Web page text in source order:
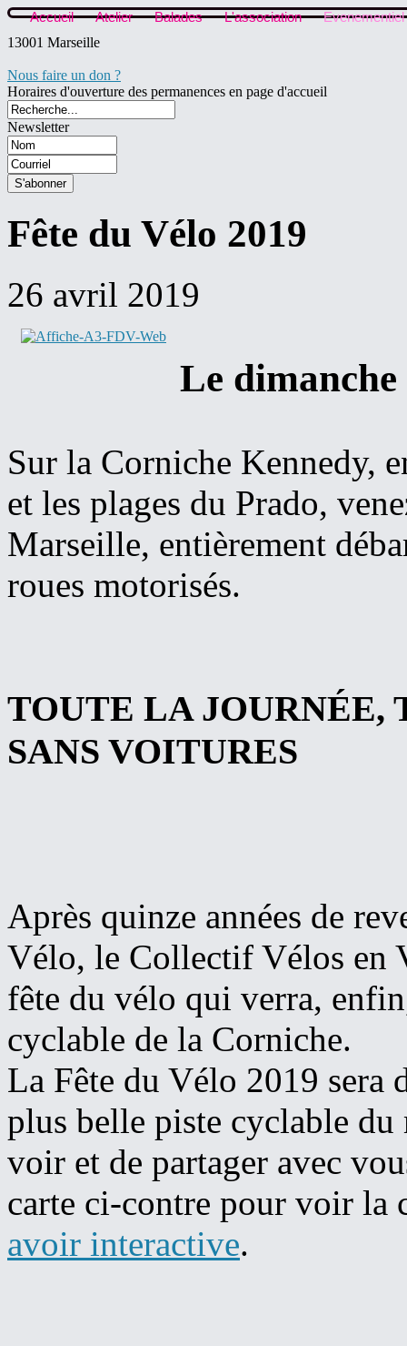
Accueil Atelier Balades L'association
Evenementiel
13001 Marseille
Nous faire un don ?
Horaires d'ouverture des permanences en page d'accueil
Newsletter
Fête du Vélo 2019
26 avril 2019
Le
Sur la Corniche Kennedy,
et les plages du Prado,
Marseille, entièrement
roues motorisés.
TOUTE LA JOURNÉE,
SANS VOITURES
Après quinze années de
Vélo, le Collectif Vélos en
fête du vélo qui verra,
cyclable de la Corniche.
La Fête du Vélo 2019 sera
plus belle piste cyclable
voir et de partager avec
carte ci-contre pour voir la
avoir interactive.